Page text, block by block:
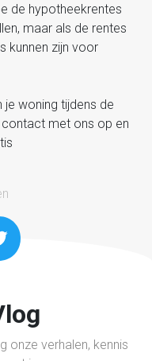
de hypotheekrentes
maar als de rentes
kunnen zijn voor
je woning tijdens de
contact met ons op en
onze verhalen, kennis